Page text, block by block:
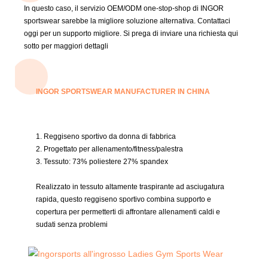
In questo caso, il servizio OEM/ODM one-stop-shop di INGOR
sportswear sarebbe la migliore soluzione alternativa. Contattaci
oggi per un supporto migliore. Si prega di inviare una richiesta qui
sotto per maggiori dettagli
INGOR SPORTSWEAR MANUFACTURER IN CHINA
1. Reggiseno sportivo da donna di fabbrica
2. Progettato per allenamento/fitness/palestra
3. Tessuto: 73% poliestere 27% spandex
Realizzato in tessuto altamente traspirante ad asciugatura
rapida, questo reggiseno sportivo combina supporto e
copertura per permetterti di affrontare allenamenti caldi e
sudati senza problemi